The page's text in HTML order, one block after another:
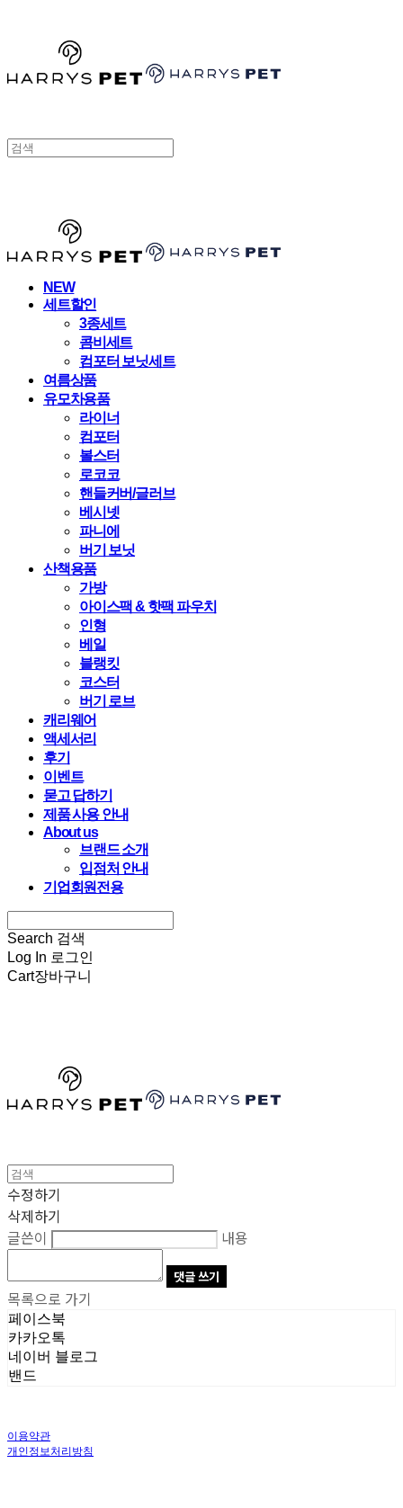
NEW
세트할인
3종세트
콤비세트
컴포터 보닛세트
여름상품
유모차용품
라이너
컴포터
볼스터
로코코
핸들커버/글러브
베시넷
파니에
버기 보닛
산책용품
가방
아이스팩 & 핫팩 파우치
인형
베일
블랭킷
코스터
버기 로브
캐리웨어
액세서리
후기
이벤트
묻고 답하기
제품 사용 안내
About us
브랜드 소개
입점처 안내
기업회원전용
Search 검색
Log In 로그인
Cart장바구니
수정하기
삭제하기
글쓴이
내용
댓글 쓰기
목록으로 가기
페이스북
카카오톡
네이버 블로그
밴드
이용약관
개인정보처리방침